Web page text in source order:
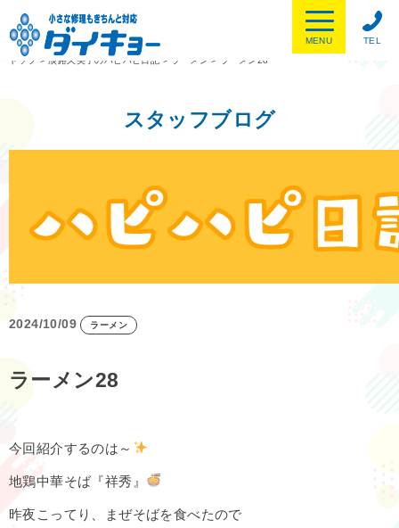
TEL
MENU
トップ
> 淡路久美子のハピハピ日記 > ラーメン > ラーメン28
スタッフブログ
2024/10/09 ラーメン
ラーメン28
今回紹介するのは～
地鶏中華そば『祥秀』
昨夜こってり、まぜそばを食べたので